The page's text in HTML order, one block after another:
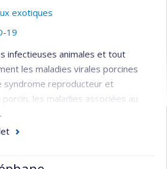
exotiques
19
infectieuses animales et tout
les maladies virales porcines
syndrome reproducteur et
les maladies associées au
et la grippe porcine. Certains
du Dr Gagnon ciblent: 1) les